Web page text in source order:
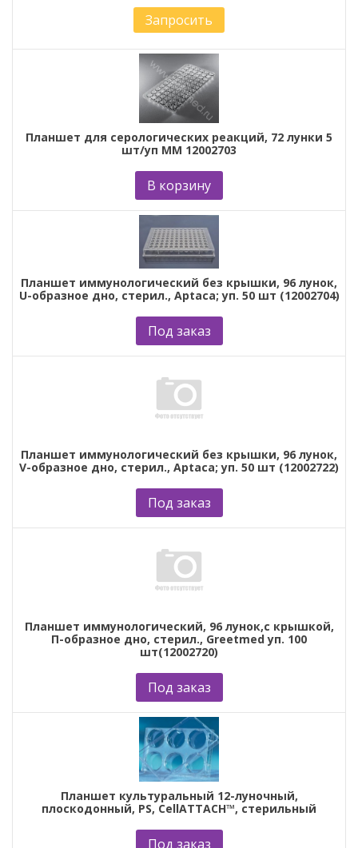
Запросить
Планшет для серологических реакций, 72 лунки 5
шт/уп ММ 12002703
В корзину
Планшет иммунологический без крышки, 96 лунок,
U-образное дно, стерил., Aptaca; уп. 50 шт (12002704)
Под заказ
Планшет иммунологический без крышки, 96 лунок,
V-образное дно, стерил., Aptaca; уп. 50 шт (12002722)
Под заказ
Планшет иммунологический, 96 лунок,с крышкой,
П-образное дно, стерил., Greetmed уп. 100
шт(12002720)
Под заказ
Планшет культуральный 12-луночный,
плоскодонный, PS, CellATTACH™, стерильный
Под заказ